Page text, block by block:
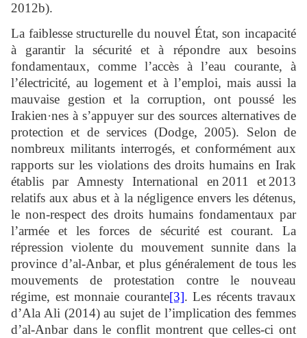
2012b).
La faiblesse structurelle du nouvel État, son incapacité
à garantir la sécurité et à répondre aux besoins
fondamentaux, comme l’accès à l’eau courante, à
l’électricité, au logement et à l’emploi, mais aussi la
mauvaise gestion et la corruption, ont poussé les
Irakien·nes à s’appuyer sur des sources alternatives de
protection et de services (Dodge, 2005). Selon de
nombreux militants interrogés, et conformément aux
rapports sur les violations des droits humains en Irak
établis par Amnesty International en 2011 et 2013
relatifs aux abus et à la négligence envers les détenus,
le non-respect des droits humains fondamentaux par
l’armée et les forces de sécurité est courant. La
répression violente du mouvement sunnite dans la
province d’al-Anbar, et plus généralement de tous les
mouvements de protestation contre le nouveau
régime, est monnaie courante[3]. Les récents travaux
d’Ala Ali (2014) au sujet de l’implication des femmes
d’al-Anbar dans le conflit montrent que celles-ci ont